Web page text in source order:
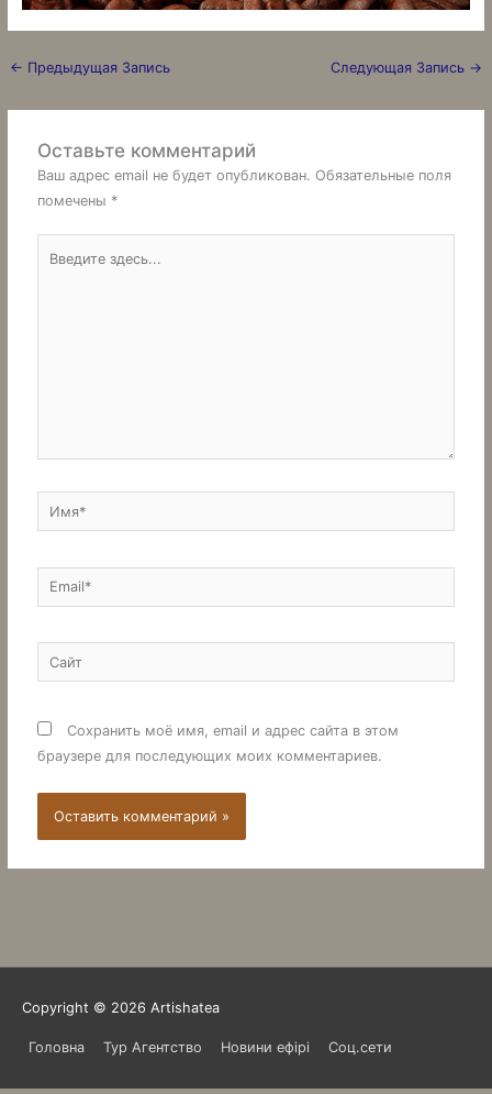
← Предыдущая Запись Следующая Запись →
Оставьте комментарий
Ваш адрес email не будет опубликован. Обязательные поля
помечены *
здесь...
Имя*
Email*
Сайт
Сохранить моё имя, email и адрес сайта в этом
браузере для последующих моих комментариев.
Copyright © 2026 Artishatea
Головна Тур Агентство Новини ефірі Соц.сети